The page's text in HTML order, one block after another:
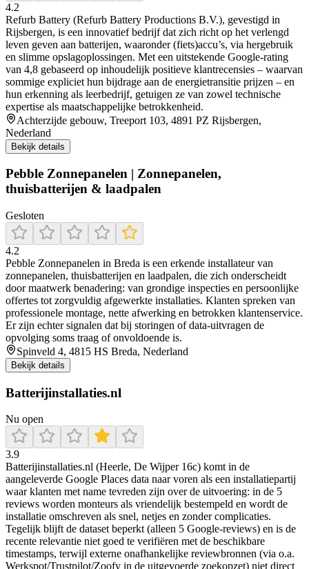
4.2
Refurb Battery (Refurb Battery Productions B.V.), gevestigd in
Rijsbergen, is een innovatief bedrijf dat zich richt op het verlengd
leven geven aan batterijen, waaronder (fiets)accu’s, via hergebruik
en slimme opslagoplossingen. Met een uitstekende Google‑rating
van 4,8 gebaseerd op inhoudelijk positieve klantrecensies – waarvan
sommige expliciet hun bijdrage aan de energietransitie prijzen – en
hun erkenning als leerbedrijf, getuigen ze van zowel technische
expertise als maatschappelijke betrokkenheid.
Achterzijde gebouw, Treeport 103, 4891 PZ Rijsbergen,
Nederland
Bekijk details
Pebble Zonnepanelen | Zonnepanelen,
thuisbatterijen & laadpalen
Gesloten
4.2
Pebble Zonnepanelen in Breda is een erkende installateur van
zonnepanelen, thuisbatterijen en laadpalen, die zich onderscheidt
door maatwerk benadering: van grondige inspecties en persoonlijke
offertes tot zorgvuldig afgewerkte installaties. Klanten spreken van
professionele montage, nette afwerking en betrokken klantenservice.
Er zijn echter signalen dat bij storingen of data-uitvragen de
opvolging soms traag of onvoldoende is.
Spinveld 4, 4815 HS Breda, Nederland
Bekijk details
Batterijinstallaties.nl
Nu open
3.9
Batterijinstallaties.nl (Heerle, De Wijper 16c) komt in de
aangeleverde Google Places data naar voren als een installatiepartij
waar klanten met name tevreden zijn over de uitvoering: in de 5
reviews worden monteurs als vriendelijk bestempeld en wordt de
installatie omschreven als snel, netjes en zonder complicaties.
Tegelijk blijft de dataset beperkt (alleen 5 Google-reviews) en is de
recente relevantie niet goed te verifiëren met de beschikbare
timestamps, terwijl externe onafhankelijke reviewbronnen (via o.a.
Werkspot/Trustpilot/Zoofy in de uitgevoerde zoekopzet) niet direct